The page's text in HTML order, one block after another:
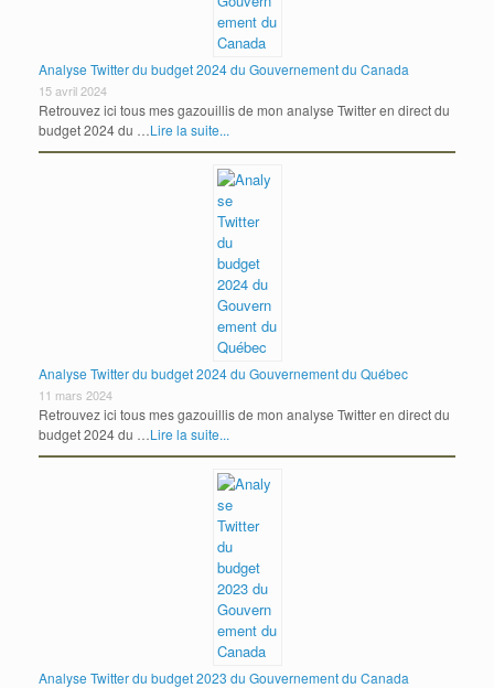
Analyse Twitter du budget 2024 du Gouvernement du Canada
15 avril 2024
Retrouvez ici tous mes gazouillis de mon analyse Twitter en direct du
budget 2024 du …Lire la suite...
Analyse Twitter du budget 2024 du Gouvernement du Québec
11 mars 2024
Retrouvez ici tous mes gazouillis de mon analyse Twitter en direct du
budget 2024 du …Lire la suite...
Analyse Twitter du budget 2023 du Gouvernement du Canada